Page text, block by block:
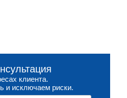
клиента.
и исключаем риски.